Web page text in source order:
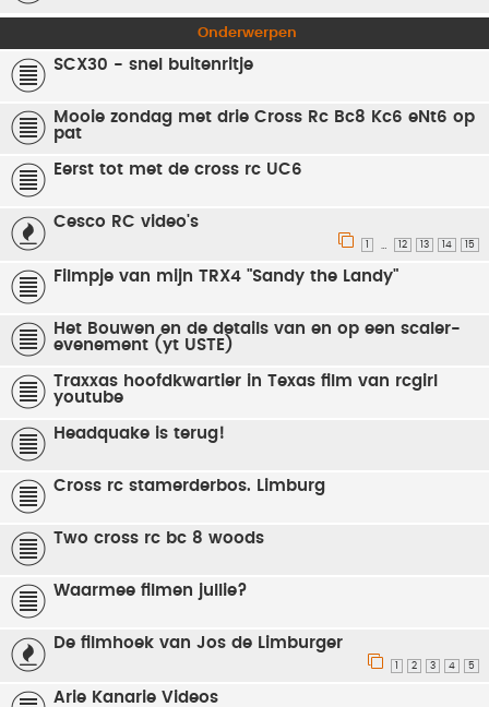
Onderwerpen
SCX30 - snel buitenritje
Mooie zondag met drie Cross Rc Bc8 Kc6 eNt6 op
pat
Eerst tot met de cross rc UC6
Cesco RC video's
12 13 14 15
Filmpje van mijn TRX4 "Sandy the Landy"
Het Bouwen en de details van en op een scaler-
evenement (yt USTE)
Traxxas hoofdkwartier in Texas film van rcgirl
youtube
Headquake is terug!
Cross rc stamerderbos. Limburg
Two cross rc bc 8 woods
Waarmee filmen jullie?
De filmhoek van Jos de Limburger
1 2 3 4 5
Arie Kanarie Videos